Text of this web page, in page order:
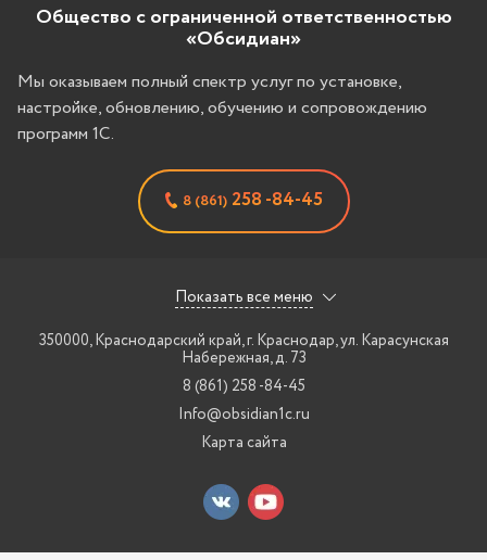
Общество с ограниченной ответственностью
«Обсидиан»
Мы оказываем полный спектр услуг по установке,
настройке, обновлению, обучению и сопровождению
программ 1С.
8 (861) 258 -84-45
Показать все меню
350000, Краснодарский край, г. Краснодар,ул. Карасунская
Набережная, д. 73
8 (861) 258 -84-45
Info@obsidian1c.ru
Карта сайта